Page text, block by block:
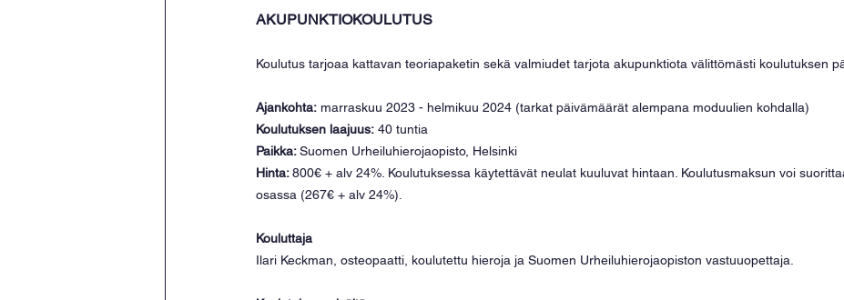
AKUPUNKTIOKOULUTUS
Koulutus tarjoaa kattavan teoriapaketin sekä valmiudet tarjota akupunktiota välittömästi koulutuksen
Ajankohta: marraskuu 2023 - helmikuu 2024 (tarkat päivämäärät alempana moduulien kohdalla)
Koulutuksen laajuus: 40 tuntia
Paikka: Suomen Urheiluhierojaopisto, Helsinki
Hinta: 800€ + alv 24%. Koulutuksessa käytettävät neulat kuuluvat hintaan. Koulutusmaksun voi
osassa (267€ + alv 24%).
Kouluttaja
Ilari Keckman, osteopaatti, koulutettu hieroja ja Suomen Urheiluhierojaopiston vastuuopettaja.